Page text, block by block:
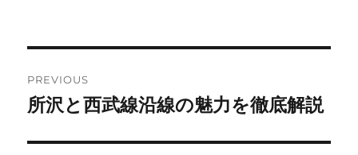
navigation
PREVIOUS
Previous
所沢と西武線沿線の魅力を徹底解説